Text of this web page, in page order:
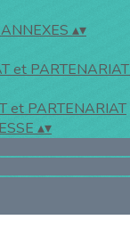
▴▾
et PARTENARIAT
et PARTENARIAT
▴▾